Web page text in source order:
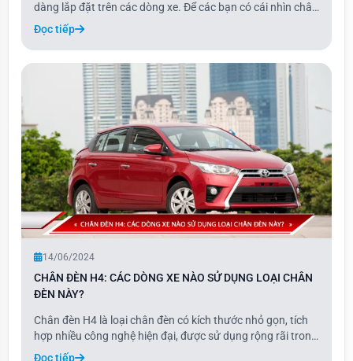
dàng lắp đặt trên các dòng xe. Để các bạn có cái nhìn chân
thực hơn về loại chân đèn H13.
Đọc tiếp
14/06/2024
CHÂN ĐÈN H4: CÁC DÒNG XE NÀO SỬ DỤNG LOẠI CHÂN
ĐÈN NÀY?
Chân đèn H4 là loại chân đèn có kích thước nhỏ gọn, tích
hợp nhiều công nghệ hiện đại, được sử dụng rộng rãi trong
nhiều dòng xe hiện nay.
Đọc tiếp